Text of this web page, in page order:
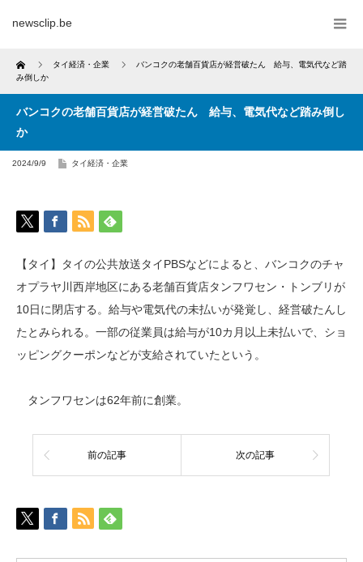
newsclip.be
Home タイ経済・企業
バンコクの老舗百貨店が経営破たん 給与、電気代など踏
み倒しか
バンコクの老舗百貨店が経営破たん 給与、電気代など踏み倒し
か
2024/9/9 タイ経済・企業
【タイ】タイの公共放送タイPBSなどによると、バンコクのチャ
オプラヤ川西岸地区にある老舗百貨店タンフワセン・トンブリが
10日に閉店する。給与や電気代の未払いが発覚し、経営破たんし
たとみられる。一部の従業員は給与が10カ月以上未払いで、ショ
ッピングクーポンなどが支給されていたという。
タンフワセンは62年前に創業。
前の記事 次の記事